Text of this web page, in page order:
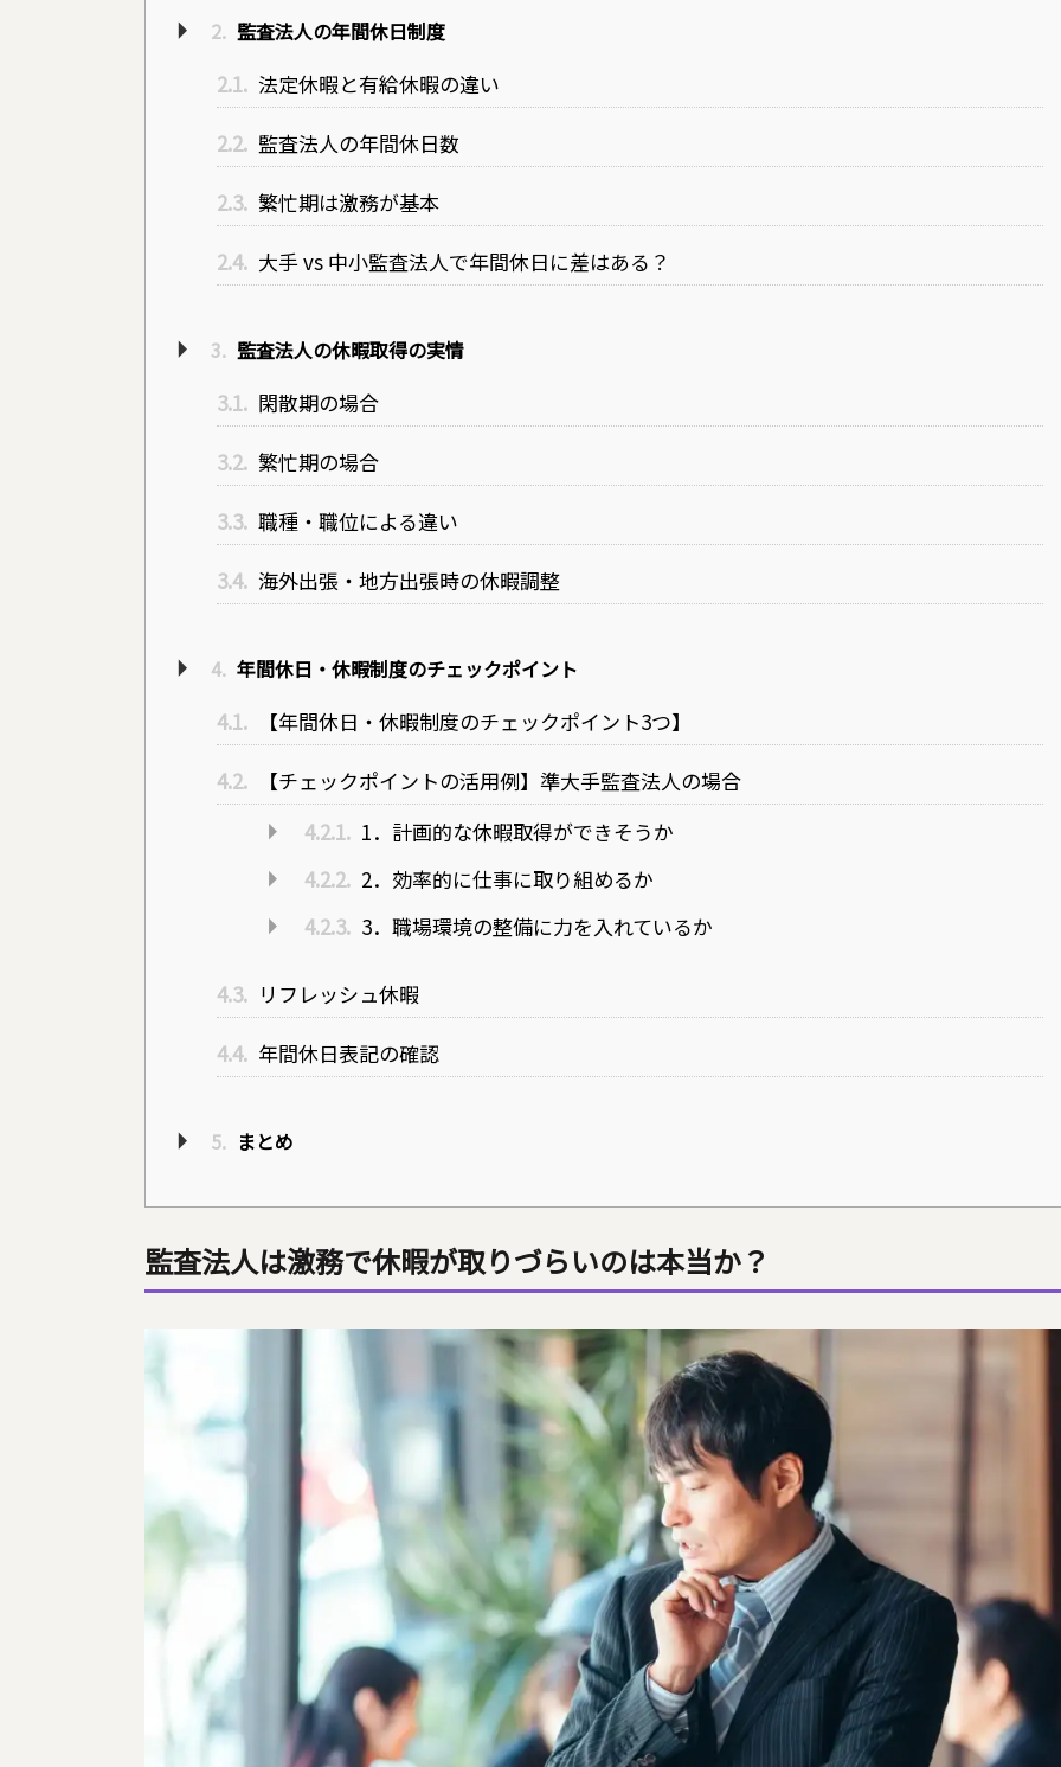
2. 監査法人の年間休日制度
2.1. 法定休暇と有給休暇の違い
2.2. 監査法人の年間休日数
2.3. 繁忙期は激務が基本
2.4. 大手 vs 中小監査法人で年間休日に差はある？
3. 監査法人の休暇取得の実情
3.1. 閑散期の場合
3.2. 繁忙期の場合
3.3. 職種・職位による違い
3.4. 海外出張・地方出張時の休暇調整
4. 年間休日・休暇制度のチェックポイント
4.1.
【年間休日・休暇制度のチェックポイント3つ】
4.2.
【チェックポイントの活用例】準大手監査法人の場合
4.2.1. 1．計画的な休暇取得ができそうか
4.2.2. 2．効率的に仕事に取り組めるか
4.2.3. 3．職場環境の整備に力を入れているか
4.3. リフレッシュ休暇
4.4. 年間休日表記の確認
5. まとめ
監査法人は激務で休暇が取りづらいのは本当か？